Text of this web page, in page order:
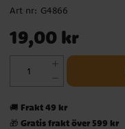
Art nr: G4866
Pris: 19,00 kr
19,00 kr
🚚 Frakt 49 kr
🎁 Gratis frakt över 599 kr